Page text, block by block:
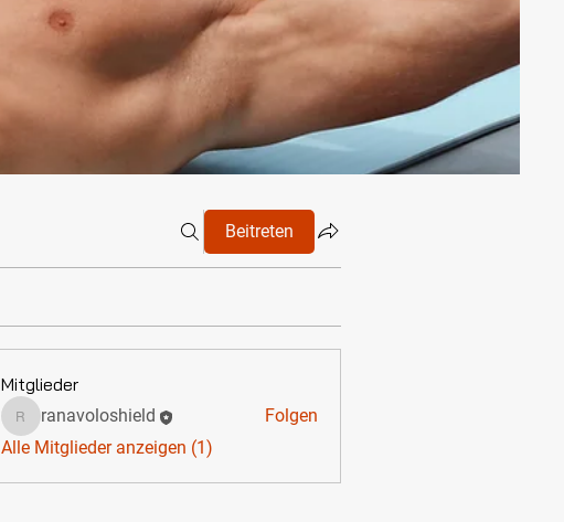
Beitreten
Mitglieder
ranavoloshield
ranavoloshield
Folgen
Alle Mitglieder anzeigen (1)